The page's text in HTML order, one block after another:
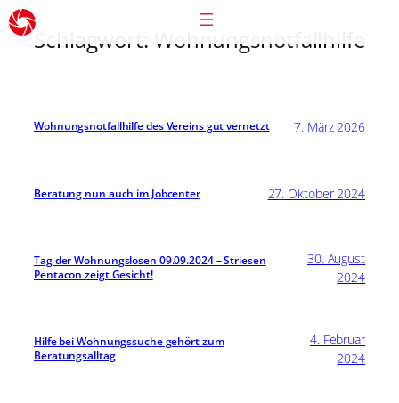
Schlagwort: Wohnungsnotfallhilfe
Wohnungsnotfallhilfe des Vereins gut vernetzt 7. März 2026
Beratung nun auch im Jobcenter 27. Oktober 2024
Tag der Wohnungslosen 09.09.2024 – Striesen
Pentacon zeigt Gesicht!
30. August
2024
Hilfe bei Wohnungssuche gehört zum
Beratungsalltag
4. Februar
2024